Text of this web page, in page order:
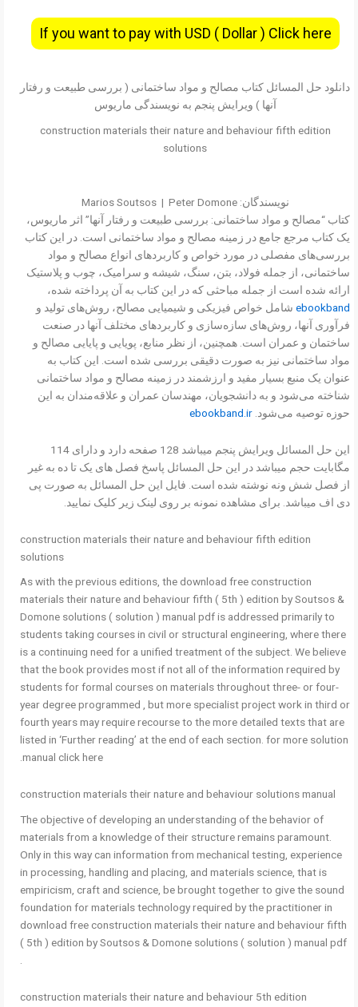
If you want to pay with USD ( Dollar ) Click here
دانلود حل المسائل کتاب مصالح و مواد ساختمانی ( بررسی طبیعت و رفتار
آنها ) ویرایش پنجم به نویسندگی ماریوس
construction materials their nature and behaviour fifth edition
solutions
نویسندگان: Marios Soutsos | Peter Domone
کتاب “مصالح و مواد ساختمانی: بررسی طبیعت و رفتار آنها” اثر ماریوس،
یک کتاب مرجع جامع در زمینه مصالح و مواد ساختمانی است. در این کتاب
بررسی‌های مفصلی در مورد خواص و کاربردهای انواع مصالح و مواد
ساختمانی، از جمله فولاد، بتن، سنگ، شیشه و سرامیک، چوب و پلاستیک
ارائه شده است از جمله مباحثی که در این کتاب به آن پرداخته شده،
ebookband شامل خواص فیزیکی و شیمیایی مصالح، روش‌های تولید و
فرآوری آنها، روش‌های سازه‌سازی و کاربردهای مختلف آنها در صنعت
ساختمان و عمران است. همچنین، از نظر منابع، پویایی و پایایی مصالح و
مواد ساختمانی نیز به صورت دقیقی بررسی شده است. این کتاب به
عنوان یک منبع بسیار مفید و ارزشمند در زمینه مصالح و مواد ساختمانی
شناخته می‌شود و به دانشجویان، مهندسان عمران و علاقه‌مندان به این
حوزه توصیه می‌شود. ebookband.ir
این حل المسائل ویرایش پنجم میباشد 128 صفحه دارد و دارای 114
مگابایت حجم میباشد در این حل المسائل پاسخ فصل های یک تا ده به غیر
از فصل شش ونه نوشته شده است. فایل این حل المسائل به صورت پی
دی اف میباشد. برای مشاهده نمونه بر روی لینک زیر کلیک نمایید.
construction materials their nature and behaviour fifth edition
solutions
As with the previous editions, the download free construction
materials their nature and behaviour fifth ( 5th ) edition by Soutsos &
Domone solutions ( solution ) manual pdf is addressed primarily to
students taking courses in civil or structural engineering, where there
is a continuing need for a unified treatment of the subject. We believe
that the book provides most if not all of the information required by
students for formal courses on materials throughout three- or four-
year degree programmed , but more specialist project work in third or
fourth years may require recourse to the more detailed texts that are
listed in ‘Further reading’ at the end of each section. for more solution
manual click here.
construction materials their nature and behaviour solutions manual
The objective of developing an understanding of the behavior of
materials from a knowledge of their structure remains paramount.
Only in this way can information from mechanical testing, experience
in processing, handling and placing, and materials science, that is
empiricism, craft and science, be brought together to give the sound
foundation for materials technology required by the practitioner in
download free construction materials their nature and behaviour fifth
( 5th ) edition by Soutsos & Domone solutions ( solution ) manual pdf
construction materials their nature and behaviour 5th edition